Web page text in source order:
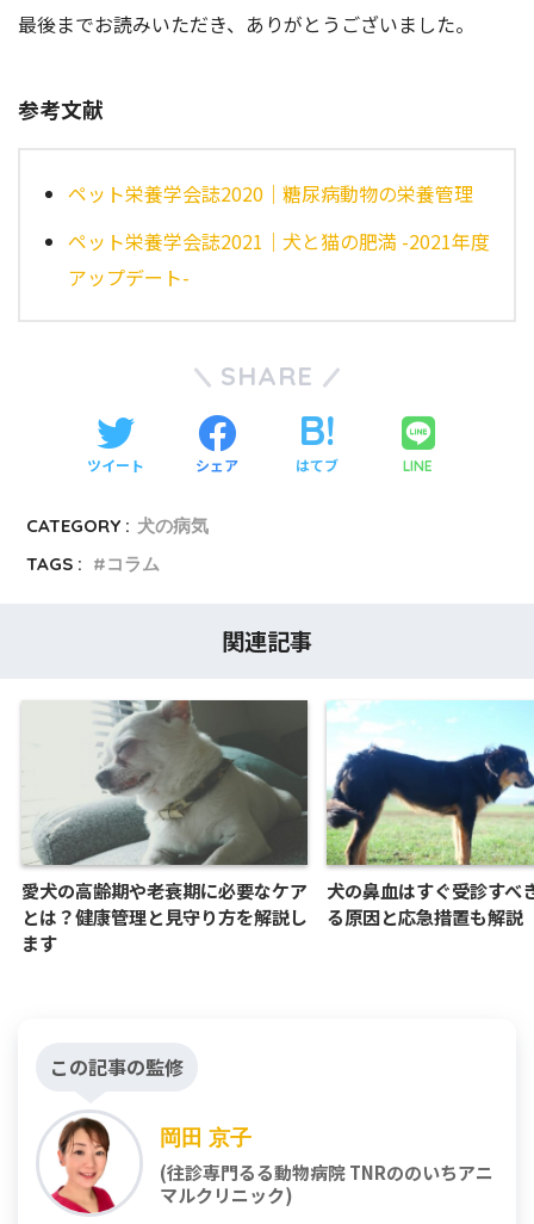
最後までお読みいただき、ありがとうございました。
参考文献
ペット栄養学会誌2020｜糖尿病動物の栄養管理
ペット栄養学会誌2021｜犬と猫の肥満 -2021年度
アップデート-
SHARE
ツイート シェア はてブ LINE
CATEGORY : 犬の病気
TAGS :
コラム
関連記事
愛犬の高齢期や老衰期に必要なケア
とは？健康管理と見守り方を解説し
ます
犬の鼻血はすぐ受診すべ
る原因と応急措置も解説
この記事の監修
岡田 京子
(往診専門るる動物病院 TNRののいちアニ
マルクリニック)